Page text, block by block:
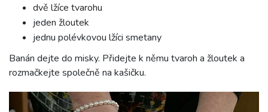
dvě lžíce tvarohu
jeden žloutek
jednu polévkovou lžíci smetany
Banán dejte do misky. Přidejte k němu tvaroh a žloutek a
rozmačkejte společně na kašičku.